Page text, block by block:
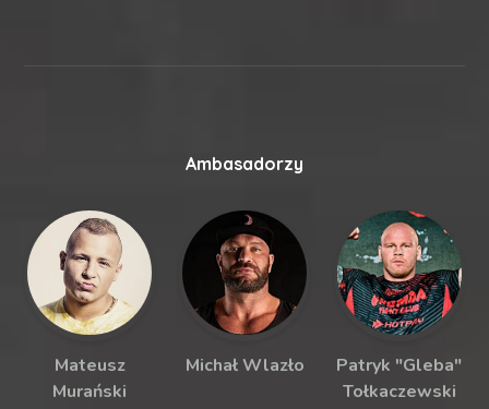
Ambasadorzy
Mateusz
Murański
Michał Wlazło
Patryk "Gleba"
Tołkaczewski